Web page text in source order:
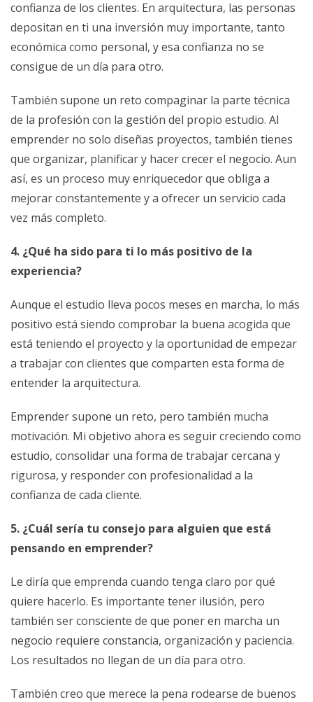
confianza de los clientes. En arquitectura, las personas
depositan en ti una inversión muy importante, tanto
económica como personal, y esa confianza no se
consigue de un día para otro.
También supone un reto compaginar la parte técnica
de la profesión con la gestión del propio estudio. Al
emprender no solo diseñas proyectos, también tienes
que organizar, planificar y hacer crecer el negocio. Aun
así, es un proceso muy enriquecedor que obliga a
mejorar constantemente y a ofrecer un servicio cada
vez más completo.
4. ¿Qué ha sido para ti lo más positivo de la
experiencia?
Aunque el estudio lleva pocos meses en marcha, lo más
positivo está siendo comprobar la buena acogida que
está teniendo el proyecto y la oportunidad de empezar
a trabajar con clientes que comparten esta forma de
entender la arquitectura.
Emprender supone un reto, pero también mucha
motivación. Mi objetivo ahora es seguir creciendo como
estudio, consolidar una forma de trabajar cercana y
rigurosa, y responder con profesionalidad a la
confianza de cada cliente.
5. ¿Cuál sería tu consejo para alguien que está
pensando en emprender?
Le diría que emprenda cuando tenga claro por qué
quiere hacerlo. Es importante tener ilusión, pero
también ser consciente de que poner en marcha un
negocio requiere constancia, organización y paciencia.
Los resultados no llegan de un día para otro.
También creo que merece la pena rodearse de buenos